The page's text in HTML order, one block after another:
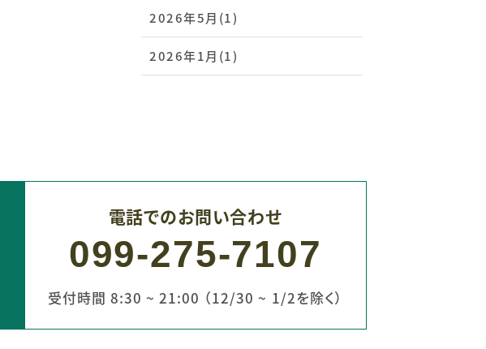
2026年5月(1)
2026年1月(1)
電話でのお問い合わせ
099-275-7107
受付時間 8:30 ~ 21:00 （12/30 ~ 1/2を除く）